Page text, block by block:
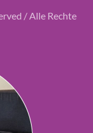
/ Alle Rechte